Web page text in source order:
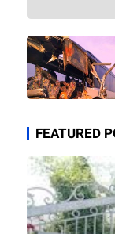
FEATURED